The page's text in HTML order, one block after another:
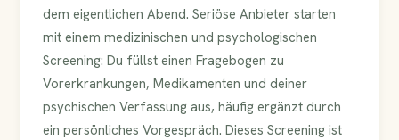
dem eigentlichen Abend. Seriöse Anbieter starten
mit einem medizinischen und psychologischen
Screening: Du füllst einen Fragebogen zu
Vorerkrankungen, Medikamenten und deiner
psychischen Verfassung aus, häufig ergänzt durch
ein persönliches Vorgespräch. Dieses Screening ist